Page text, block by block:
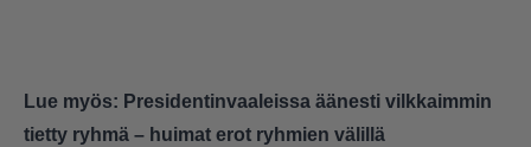
Lue myös: Presidentinvaaleissa äänesti vilkkaimmin
tietty ryhmä – huimat erot ryhmien välillä